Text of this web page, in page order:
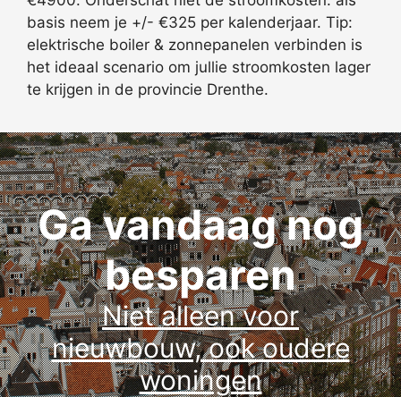
basis neem je +/- €325 per kalenderjaar. Tip:
elektrische boiler & zonnepanelen verbinden is
het ideaal scenario om jullie stroomkosten lager
te krijgen in de provincie Drenthe.
Ga vandaag nog
besparen
Niet alleen voor
nieuwbouw, ook oudere
woningen